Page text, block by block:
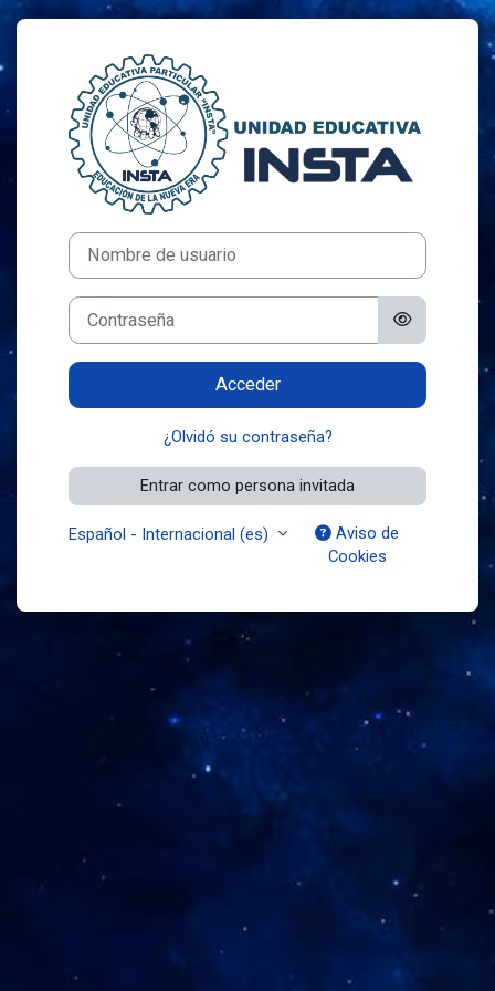
Salta al contenido principal
Entrar a
Nombre de usuario
Contraseña
Acceder
¿Olvidó su contraseña?
Entrar como persona invitada
Español - Internacional ‎(es)‎
Aviso de
Cookies